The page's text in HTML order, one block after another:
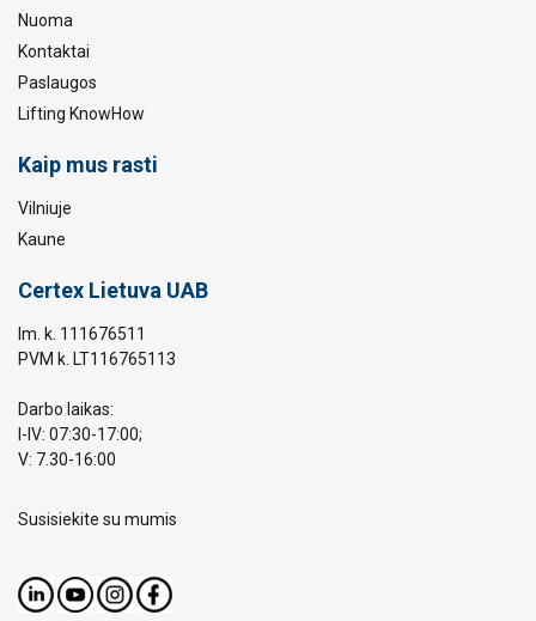
Nuoma
Kontaktai
Paslaugos
Lifting KnowHow
Kaip mus rasti
Vilniuje
Kaune
Certex Lietuva UAB
Im. k. 111676511
PVM k. LT116765113
Darbo laikas:
I-IV: 07:30-17:00;
V: 7.30-16:00
Susisiekite su mumis